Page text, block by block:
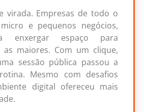
virada. Empresas de todo o
e pequenos negócios,
enxergar espaço para
maiores. Com um clique,
sessão pública passou a
Mesmo com desafios
digital ofereceu mais